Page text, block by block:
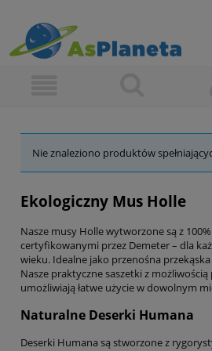
Nie znaleziono produktów
Ekologiczny Mus Holle
Nasze musy Holle wytworzone są z
certyfikowanymi przez Demeter – dla
wieku. Idealne jako przenośna
Nasze praktyczne saszetki z
umożliwiają łatwe użycie w dowolnym
Naturalne Deserki Humana
Deserki Humana są stworzone z